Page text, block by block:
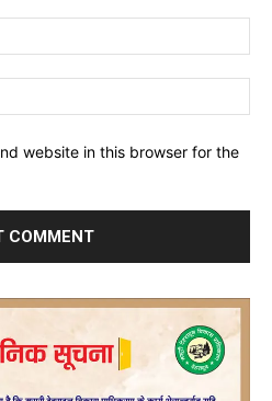
website in this browser for the